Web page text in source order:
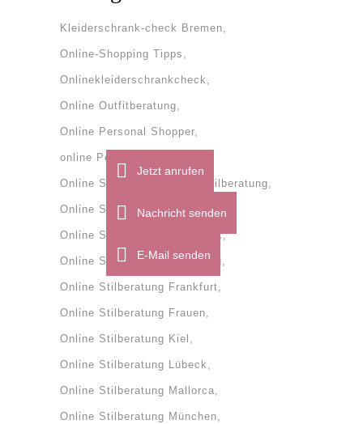
Kleiderschrank-check Bremen
Online-Shopping Tipps
Onlinekleiderschrankcheck
Online Outfitberatung
Online Personal Shopper
online Personal Shopping
Online Stilberatung onlinestilberatung
Online Stilberatung Bremen
Online Stilberatung Dänemark
Online Stilberatung Flensburg
Online Stilberatung Frankfurt
Online Stilberatung Frauen
Online Stilberatung Kiel
Online Stilberatung Lübeck
Online Stilberatung Mallorca
Online Stilberatung München
Jetzt anrufen
Nachricht senden
E-Mail senden